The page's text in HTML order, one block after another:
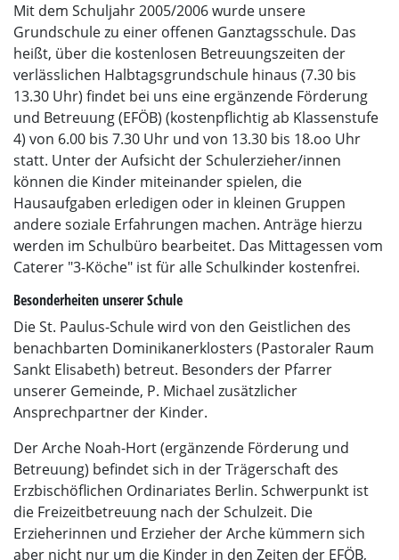
Mit dem Schuljahr 2005/2006 wurde unsere
Grundschule zu einer offenen Ganztagsschule. Das
heißt, über die kostenlosen Betreuungszeiten der
verlässlichen Halbtagsgrundschule hinaus (7.30 bis
13.30 Uhr) findet bei uns eine ergänzende Förderung
und Betreuung (EFÖB) (kostenpflichtig ab Klassenstufe
4) von 6.00 bis 7.30 Uhr und von 13.30 bis 18.oo Uhr
statt. Unter der Aufsicht der Schulerzieher/innen
können die Kinder miteinander spielen, die
Hausaufgaben erledigen oder in kleinen Gruppen
andere soziale Erfahrungen machen. Anträge hierzu
werden im Schulbüro bearbeitet. Das Mittagessen vom
Caterer "3-Köche" ist für alle Schulkinder kostenfrei.
Besonderheiten unserer Schule
Die St. Paulus-Schule wird von den Geistlichen des
benachbarten Dominikanerklosters (Pastoraler Raum
Sankt Elisabeth) betreut. Besonders der Pfarrer
unserer Gemeinde, P. Michael zusätzlicher
Ansprechpartner der Kinder.
Der Arche Noah-Hort (ergänzende Förderung und
Betreuung) befindet sich in der Trägerschaft des
Erzbischöflichen Ordinariates Berlin. Schwerpunkt ist
die Freizeitbetreuung nach der Schulzeit. Die
Erzieherinnen und Erzieher der Arche kümmern sich
aber nicht nur um die Kinder in den Zeiten der EFÖB,